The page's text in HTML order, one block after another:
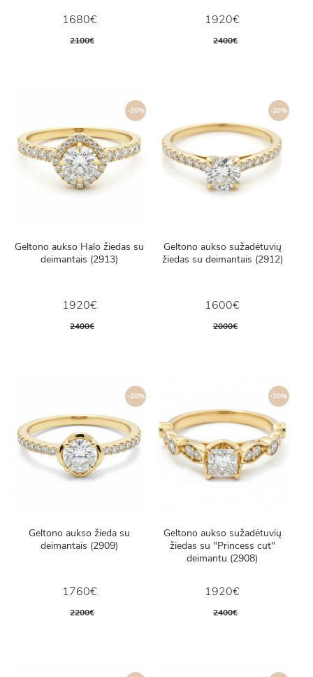
1680€
2100€
1920€
2400€
-20%
Geltono aukso Halo žiedas su
deimantais (2913)
1920€
2400€
-20%
Geltono aukso sužadėtuvių
žiedas su deimantais (2912)
1600€
2000€
-20%
Geltono aukso žieda su
deimantais (2909)
1760€
2200€
-20%
Geltono aukso sužadėtuvių
žiedas su "Princess cut"
deimantu (2908)
1920€
2400€